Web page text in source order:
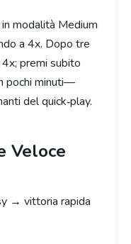
modalità Medium
a 4x. Dopo tre
premi subito
pochi minuti—
del quick‑play.
Veloce
→ vittoria rapida